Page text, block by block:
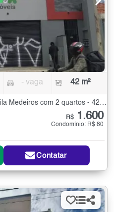
- vaga 42 m²
Apartamento para Alugar na Vila Medeiros com 2 quartos - 42 m²
R$ 1.600
Condomínio: R$ 80
Contatar